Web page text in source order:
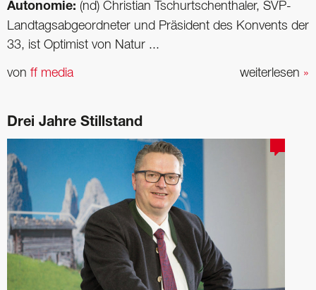
Autonomie: (nd) Christian Tschurtschenthaler, SVP-
Landtagsabgeordneter und Präsident des Konvents der
33, ist Optimist von Natur ...
weiterlesen »
von ff media
Drei Jahre Stillstand